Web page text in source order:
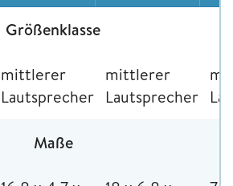
Größenklasse
mittlerer
Lautsprecher
mittlerer
Lautsprecher
Maße